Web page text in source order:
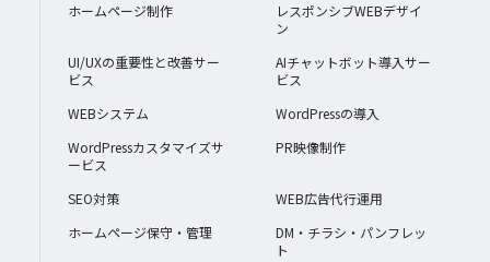
ホームページ制作
レスポンシブWEBデザイ
ン
UI/UXの重要性と改善サー
ビス
AIチャットボット導入サー
ビス
WEBシステム
WordPressの導入
WordPressカスタマイズサ
ービス
PR映像制作
SEO対策
WEB広告代行運用
ホームページ保守・管理
DM・チラシ・パンフレッ
ト